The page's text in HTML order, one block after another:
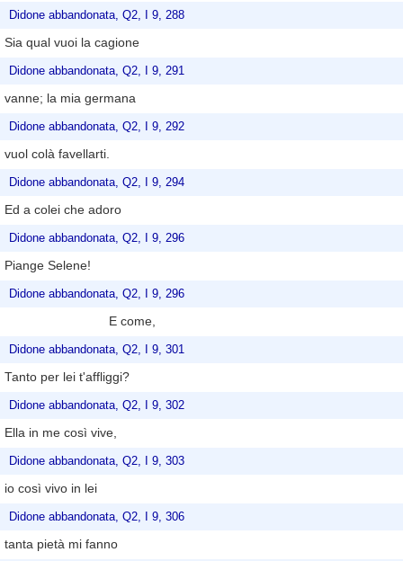
Didone abbandonata, Q2, I 9, 288
Sia qual vuoi la cagione
Didone abbandonata, Q2, I 9, 291
vanne; la mia germana
Didone abbandonata, Q2, I 9, 292
vuol colà favellarti.
Didone abbandonata, Q2, I 9, 294
Ed a colei che adoro
Didone abbandonata, Q2, I 9, 296
Piange Selene!
Didone abbandonata, Q2, I 9, 296
E come,
Didone abbandonata, Q2, I 9, 301
Tanto per lei t'affliggi?
Didone abbandonata, Q2, I 9, 302
Ella in me così vive,
Didone abbandonata, Q2, I 9, 303
io così vivo in lei
Didone abbandonata, Q2, I 9, 306
tanta pietà mi fanno